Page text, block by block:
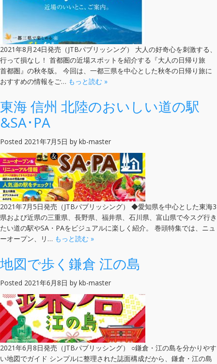
2021年8月24日発売（JTBパブリッシング） 大人の好奇心を刺激する、
行って損なし！ 首都圏の近場スポットを紹介する『大人の日帰り旅
首都圏』の秋冬版。 今回は、一都三県を中心とした秋冬の日帰り旅に
おすすめの情報をご… もっと読む »
東海 信州 北陸のおいしい道の駅
&SA･PA
Posted 2021年7月5日 by kb-master
2021年7月5日発売（JTBパブリッシング） ◆愛知県を中心とした東海3
県および近県の三重県、長野県、福井県、石川県、富山県で今スグ行き
たい道の駅やSA・PAをビジュアルに楽しく紹介。 巻頭特集では、ニュ
ーオープン、リ… もっと読む »
地図で歩く鎌倉 江の島
Posted 2021年6月8日 by kb-master
2021年6月8日発売（JTBパブリッシング） ○鎌倉・江の島を分かりやす
い地図でガイド シンプルに整理された誌面構成だから、鎌倉・江の島